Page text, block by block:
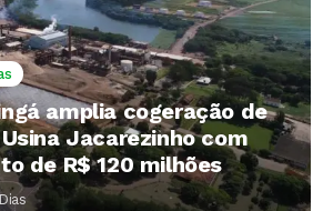
amplia cogeração de
Jacarezinho com
de R$ 120 milhões